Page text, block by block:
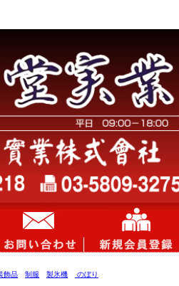
飾品 制服 製氷機 のぼり